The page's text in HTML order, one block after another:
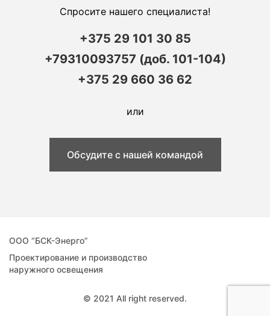
Спросите нашего специалиста!
+375 29 101 30 85
+79310093757 (доб. 101-104)
+375 29 660 36 62
или
Обсудите с нашей командой
© 2021 All right reserved.
ООО “БСК-Энерго”
Проектирование и производство
наружного освещения